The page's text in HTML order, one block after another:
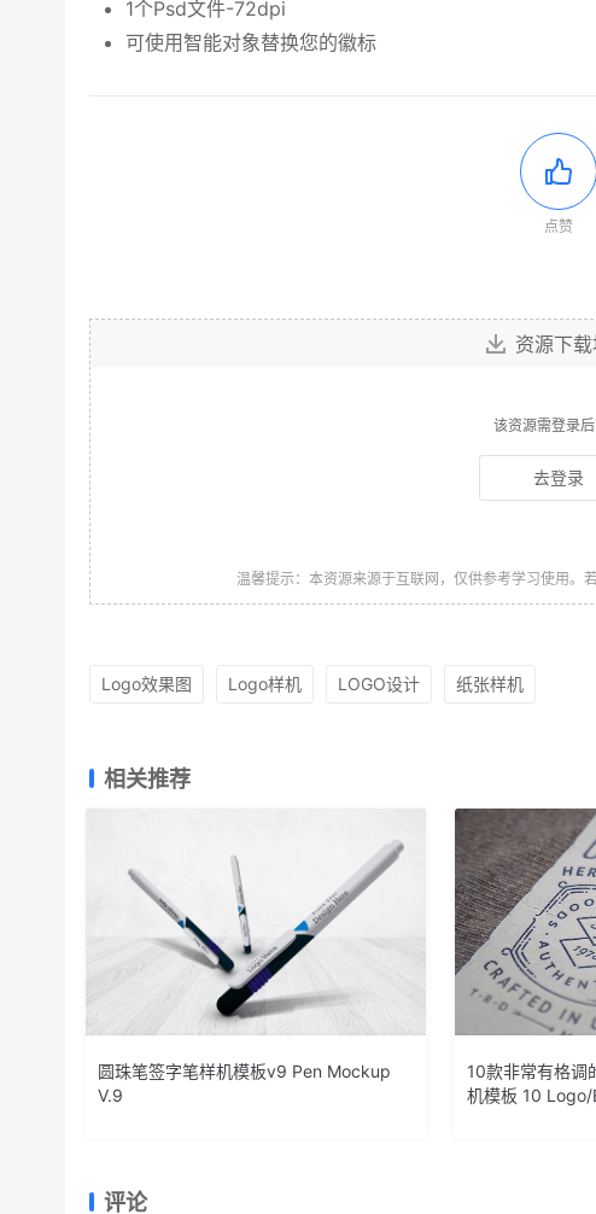
1个Psd文件-72dpi
可使用智能对象替换您的徽标
点赞
资源下
该资源需登录
去登录
温馨提示：本资源来源于互联网，仅供参考学习使用。
Logo效果图 Logo样机 LOGO设计 纸张样机
相关推荐
圆珠笔签字笔样机模板v9 Pen Mockup
V.9
10款非常有格调
机模板 10
评论